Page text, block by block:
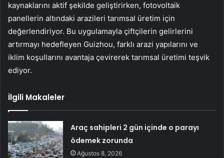
kaynaklarını aktif şekilde geliştirirken, fotovoltaik
panellerin altındaki arazileri tarımsal üretim için
değerlendiriyor. Bu uygulamayla çiftçilerin gelirlerini
artırmayı hedefleyen Guizhou, farklı arazi yapılarını ve
iklim koşullarını avantaja çevirerek tarımsal üretimi teşvik
ediyor.
İlgili Makaleler
Araç sahipleri 2 gün içinde o parayı
ödemek zorunda
Ağustos 8, 2026